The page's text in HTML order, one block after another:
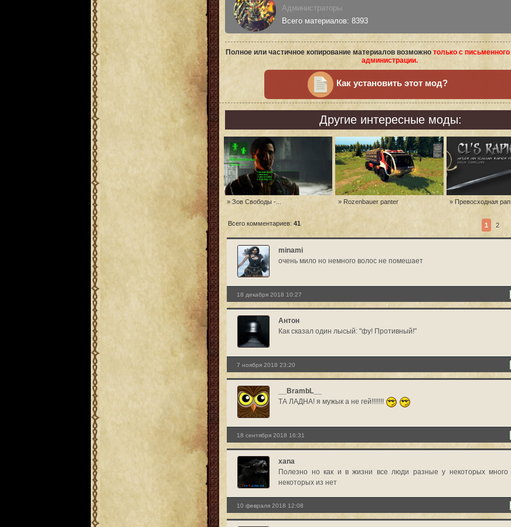
Администраторы
Всего материалов: 8393
Полное или частичное копирование материалов возможно только с
администрации.
Как установить этот мод?
Другие интересные моды:
» Зов Свободы -... » Rozenbauer panter » Превосходная
Всего комментариев: 41 1 2
minami
очень мило но немного волос не помешает
18 декабря 2018 10:27
Антон
Как сказал один лысый: "фу! Противный!"
7 ноября 2018 23:20
__BrambL__
ТА ЛАДНА! я мужык а не гей!!!!!!!
18 сентября 2018 16:31
xana
Полезно но как и в жизни все люди разные у некоторых много
некоторых из нет
10 февраля 2018 12:08